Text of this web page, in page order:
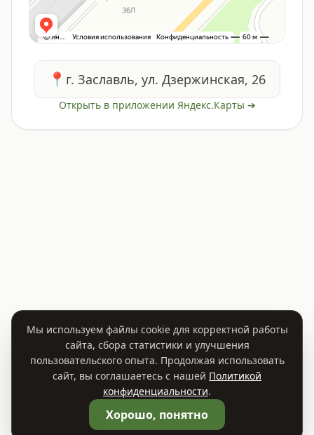
📍 г. Заславль, ул. Дзержинская, 26
Открыть в приложении Яндекс.Карты ➔
Мы используем файлы cookie для корректной работы
сайта, сбора статистики и улучшения
пользовательского опыта. Продолжая использовать
сайт, вы соглашаетесь с нашей Политикой
конфиденциальности.
Хорошо, понятно
🛒Корзина